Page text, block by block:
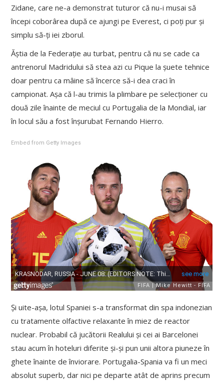
Zidane, care ne-a demonstrat tuturor că nu-i musai să
începi coborârea după ce ajungi pe Everest, ci poți pur și
simplu să-ți iei zborul.
Ăștia de la Federație au turbat, pentru că nu se cade ca
antrenorul Madridului să stea azi cu Pique la șuete tehnice
doar pentru ca mâine să încerce să-i dea craci în
campionat. Așa că l-au trimis la plimbare pe selecționer cu
două zile înainte de meciul cu Portugalia de la Mondial, iar
în locul său a fost înșurubat Fernando Hierro.
Embed from Getty Images
Și uite-așa, lotul Spaniei s-a transformat din spa indonezian
cu tratamente olfactive relaxante în miez de reactor
nuclear. Probabil că jucătorii Realului și cei ai Barcelonei
stau acum în hoteluri diferite și-și pun unii altora piuneze în
ghete înainte de înviorare. Portugalia-Spania va fi un meci
absolut superb, dar nici pe departe atât de aprins precum